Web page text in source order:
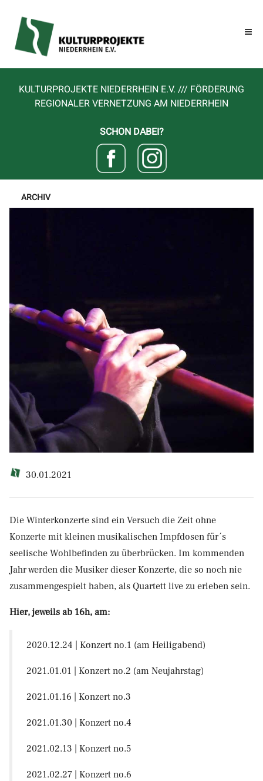
KULTURPROJEKTE NIEDERRHEIN E.V. /// FÖRDERUNG
REGIONALER VERNETZUNG AM NIEDERRHEIN
SCHON DABEI?
30.01.2021
Die Winterkonzerte sind ein Versuch die Zeit ohne
Konzerte mit kleinen musikalischen Impfdosen für´s
seelische Wohlbefinden zu überbrücken. Im kommenden
Jahr werden die Musiker dieser Konzerte, die so noch nie
zusammengespielt haben, als Quartett live zu erleben sein.
Hier, jeweils ab 16h, am:
2020.12.24 | Konzert no.1 (am Heiligabend)
2021.01.01 | Konzert no.2 (am Neujahrstag)
2021.01.16 | Konzert no.3
2021.01.30 | Konzert no.4
2021.02.13 | Konzert no.5
2021.02.27 | Konzert no.6
ARCHIV